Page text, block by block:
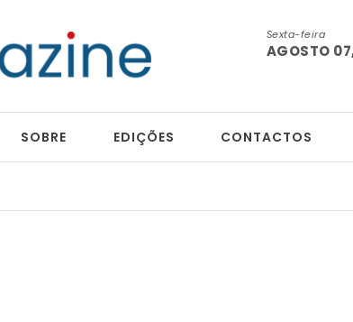
Sexta-feira
AGOSTO
SOBRE EDIÇÕES CONTACTOS